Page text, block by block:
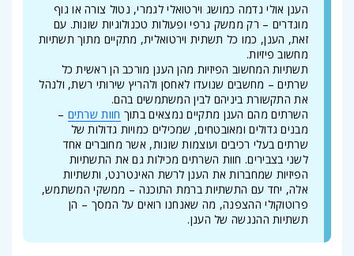
הענן אולי נדמה כמושג וירטואלי לגמרי, נטול צורה או גוף
מוגדרים – רק ממשק גרפי ופעולות טכנולוגיות שונות. עם
זאת, הענן, כמו כל תשתית וירטואלית, מתקיים מתוך תשתיות
מחשוב פיזיות.
תשתיות המחשוב הפיזיות מהן הענן מורכב הן ראשית כל
שרתים – מחשבים שנועדו לאחסן ולהריץ שירותי רשת, ולנהל
את התקשורת ביניהם לבין המשתמשים בהם.
השרתים מהם הענן מתקיים נמצאים בתוך חוות שרתים –
מבנים גדולים ומאובטחים, שמכילים כמויות גדולות של
שרתים בעלי רכיבים ועוצמות שונות, אשר מחוברים אחד
לשני בצבירים. חוות השרתים מכילות גם את התשתיות
הפיזיות שמחברות את הענן לרשת האינטרנט, ותשתיות
אלה, יחד עם התשתיות ברמת התוכנה – ממשקי המשתמש,
פרוטוקולי ההצפנה, מה שאנחנו רואים על המסך – הן
תשתיות ההנגשה של הענן.